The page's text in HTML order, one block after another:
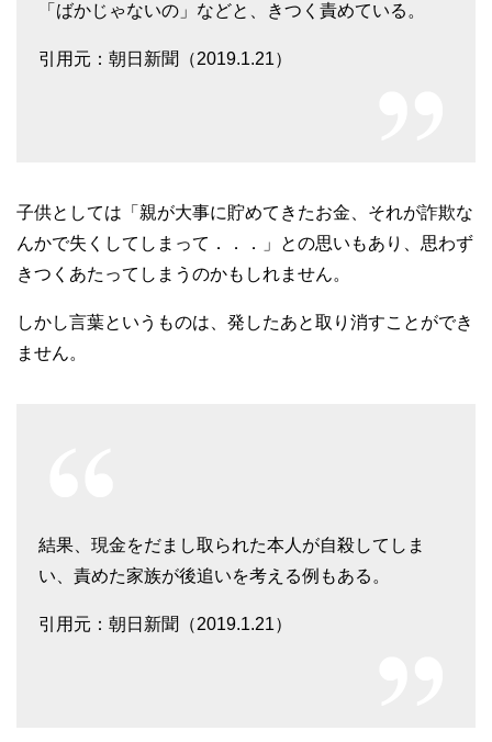
「ばかじゃないの」などと、きつく責めている。
引用元：朝日新聞（2019.1.21）
子供としては「親が大事に貯めてきたお金、それが詐欺な
んかで失くしてしまって．．．」との思いもあり、思わず
きつくあたってしまうのかもしれません。
しかし言葉というものは、発したあと取り消すことができ
ません。
結果、現金をだまし取られた本人が自殺してしま
い、責めた家族が後追いを考える例もある。
引用元：朝日新聞（2019.1.21）